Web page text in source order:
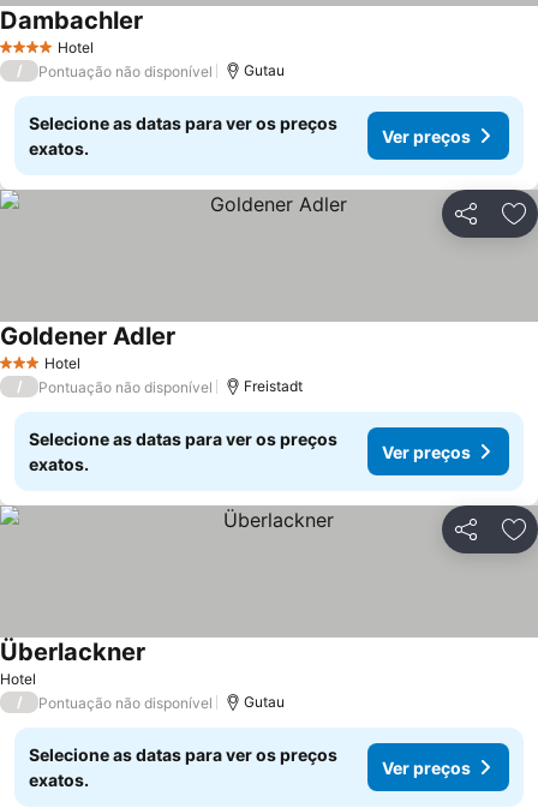
4 EstrelasHotel
Dambachler
/ Pontuação não disponível Gutau
Selecione as datas para ver os preços
exatos.
Ver preços
Partilhar
3 EstrelasHotel
Goldener Adler
/ Pontuação não disponível Freistadt
Selecione as datas para ver os preços
exatos.
Ver preços
Partilhar
Hotel
Überlackner
/ Pontuação não disponível Gutau
Selecione as datas para ver os preços
exatos.
Ver preços